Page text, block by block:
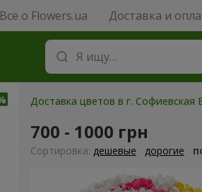
Все о Flowers.ua Доставка и
Доставка цветов в г. Софиевская
700 - 1000 грн
Cортировка: дешевые дорогие